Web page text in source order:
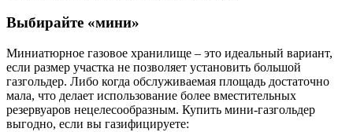
Выбирайте «мини»
Миниатюрное газовое хранилище – это идеальный вариант,
если размер участка не позволяет установить большой
газгольдер. Либо когда обслуживаемая площадь достаточно
мала, что делает использование более вместительных
резервуаров нецелесообразным. Купить мини-газгольдер
выгодно, если вы газифицируете: